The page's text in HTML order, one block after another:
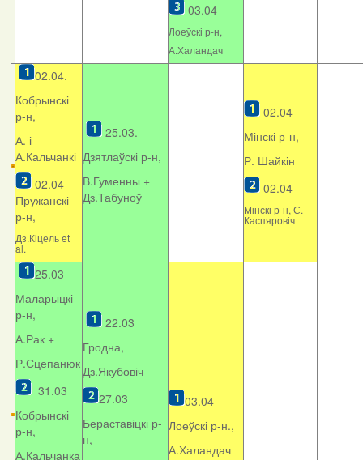
03.04
Лоеўскі р-н,
А.Халандач
02.04.
Кобрынскі
р-н,
А. і
А.Кальчанкі
02.04
Пружанскі
р-н,
Дз.Кіцель et
al.
25.03.
Дзятлаўскі р-н,
В.Гуменны +
Дз.Табуноў
02.04
Мінскі р-н,
Р. Шайкін
02.04
Мінскі р-н, С.
Каспяровіч
25.03
Маларыцкі
р-н,
А.Рак +
Р.Сцепанюк
31.03
Кобрынскі
р-н,
А.Кальчанка
22.03
Гродна,
Дз.Якубовіч
27.03
Бераставіцкі р-
н,
03.04
Лоеўскі р-н.,
А.Халандач